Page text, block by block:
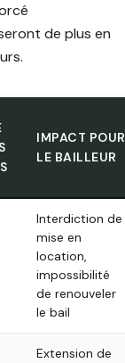
de plus en
IMPACT POUR
LE BAILLEUR
Interdiction de
mise en
location,
impossibilité
de renouveler
le bail
Extension de